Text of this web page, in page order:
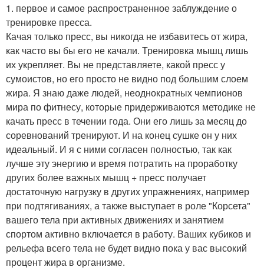
1. первое и самое распространенное заблуждение о
тренировке пресса.
Качая только пресс, вы никогда не избавитесь от жира,
как часто вы бы его не качали. Тренировка мышц лишь
их укрепляет. Вы не представляете, какой пресс у
сумоистов, но его просто не видно под большим слоем
жира. Я знаю даже людей, неоднократных чемпионов
мира по фитнесу, которые придерживаются методике не
качать пресс в течении года. Они его лишь за месяц до
соревнований тренируют. И на конец сушке он у них
идеальный. И я с ними согласен полностью, так как
лучше эту энергию и время потратить на проработку
других более важных мышц + пресс получает
достаточную нагрузку в других упражнениях, например
при подтягиваниях, а также выступает в роле "Корсета"
вашего тела при активных движениях и занятием
спортом активно включается в работу. Ваших кубиков и
рельефа всего тела не будет видно пока у вас высокий
процент жира в организме.